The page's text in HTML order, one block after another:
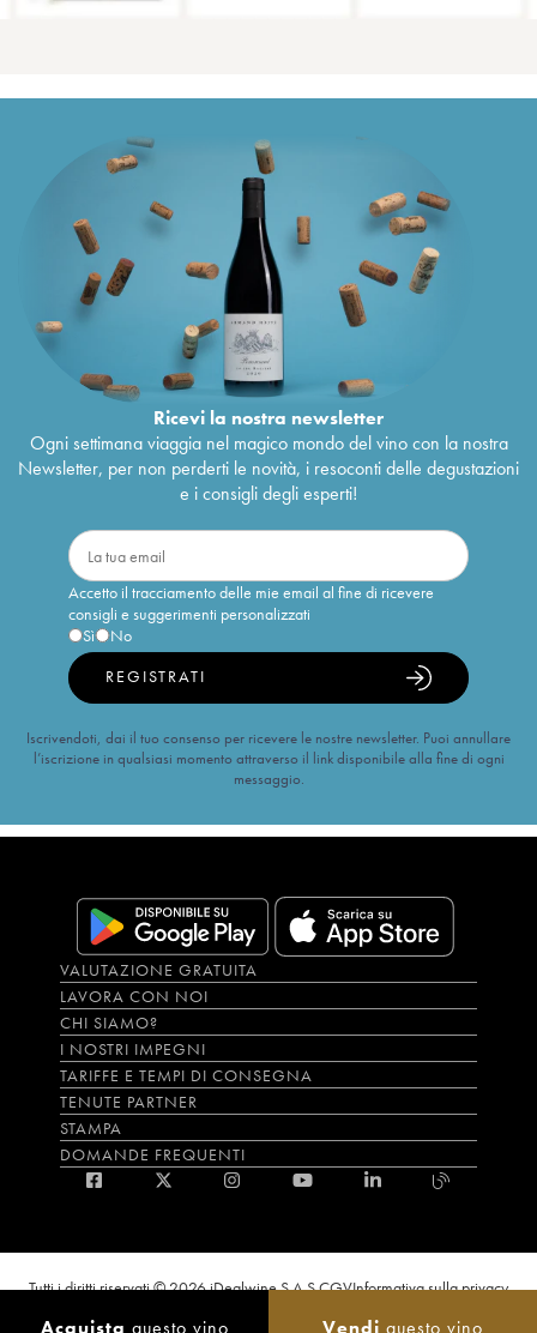
Acquista questo vino Vendi questo vino
Ricevi la nostra newsletter
Ogni settimana viaggia nel magico mondo del vino con la nostra
Newsletter, per non perderti le novità, i resoconti delle degustazioni
e i consigli degli esperti!
Accetto il tracciamento delle mie email al fine di ricevere
consigli e suggerimenti personalizzati
Sì
No
REGISTRATI
Iscrivendoti, dai il tuo consenso per ricevere le nostre newsletter. Puoi annullare
l’iscrizione in qualsiasi momento attraverso il link disponibile alla fine di ogni
messaggio.
VALUTAZIONE GRATUITA
LAVORA CON NOI
CHI SIAMO?
I NOSTRI IMPEGNI
TARIFFE E TEMPI DI CONSEGNA
TENUTE PARTNER
STAMPA
DOMANDE FREQUENTI
Tutti i diritti riservati © 2026 iDealwine S.A.S.CGVInformativa sulla privacy